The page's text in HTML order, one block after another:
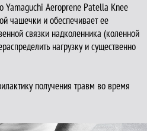
Aeroprene Patella Knee
чашечки и обеспечивает ее
связки надколенника (коленной
нагрузку и существенно
получения травм во время